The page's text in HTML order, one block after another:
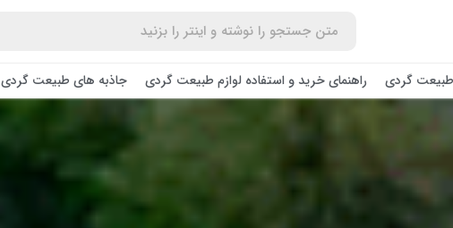
طبیعت گردی راهنمای خرید و استفاده لوازم طبیعت ‌گردی جاذبه های طبیعت گردی